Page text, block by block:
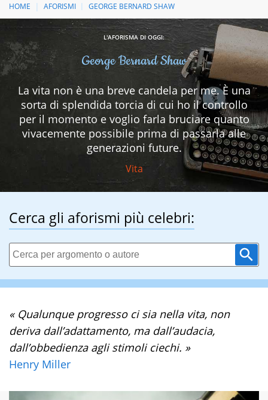
HOME AFORISMI GEORGE BERNARD SHAW
L'AFORISMA DI OGGI:
George Bernard Shaw
La vita non è una breve candela per me. È una
sorta di splendida torcia di cui ho il controllo
per il momento e voglio farla bruciare quanto
vivacemente possibile prima di passarla alle
generazioni future.
Vita
Cerca gli aforismi più celebri:
« Qualunque progresso ci sia nella vita, non
deriva dall’adattamento, ma dall’audacia,
dall’obbedienza agli stimoli ciechi. »
Henry Miller